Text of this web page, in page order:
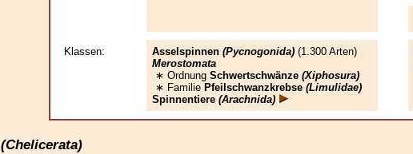
Klassen: Asselspinnen (Pycnogonida) (1.300 Arten)
Merostomata
∗ Ordnung Schwertschwänze (Xiphosura)
∗ Familie Pfeilschwanzkrebse (Limulidae)
Spinnentiere (Arachnida)
(Chelicerata)